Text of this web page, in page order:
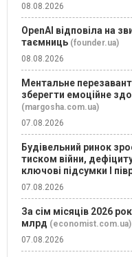
08.08.2026
OpenAI відповіла на
таємниць (founder.ua)
08.08.2026
Ментальне
зберегти емоційне
(margosha.com.ua)
07.08.2026
Будівельний ринок
тиском війни,
ключові підсумки І
07.08.2026
За сім місяців 2026
млрд (economist.com.ua)
07.08.2026